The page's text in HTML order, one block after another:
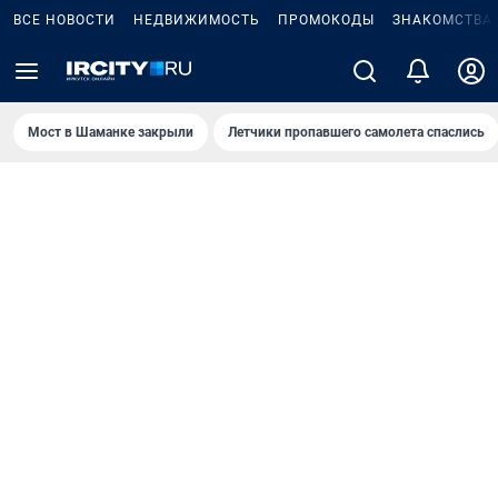
ВСЕ НОВОСТИ НЕДВИЖИМОСТЬ ПРОМОКОДЫ ЗНАКОМСТВА
Мост в Шаманке закрыли Летчики пропавшего самолета спаслись